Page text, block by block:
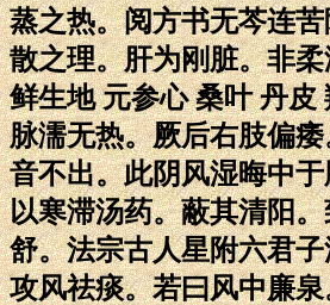
蒸之热。阅方书无芩连
散之理。肝为刚脏。非
鲜生地 元参心 桑叶 丹皮
脉濡无热。厥后右肢偏
音不出。此阴风湿晦中
以寒滞汤药。蔽其清阳
舒。法宗古人星附六君
攻风祛痰。若曰风中廉